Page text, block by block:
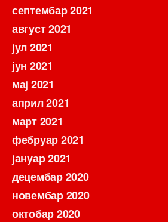
септембар 2021
август 2021
јул 2021
јун 2021
мај 2021
април 2021
март 2021
фебруар 2021
јануар 2021
децембар 2020
новембар 2020
октобар 2020